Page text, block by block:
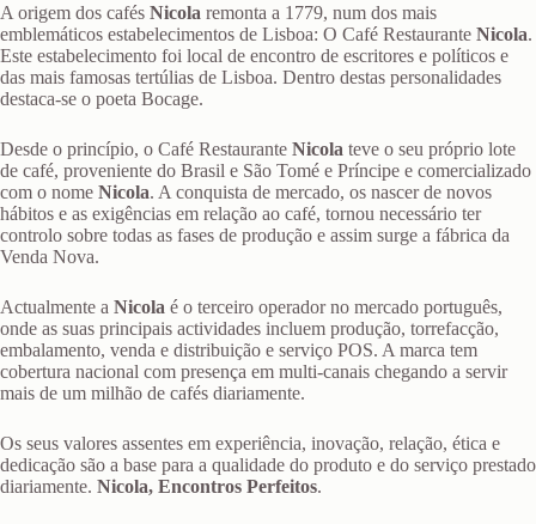
A origem dos cafés Nicola remonta a 1779, num dos mais
emblemáticos estabelecimentos de Lisboa: O Café Restaurante Nicola.
Este estabelecimento foi local de encontro de escritores e políticos e
das mais famosas tertúlias de Lisboa. Dentro destas personalidades
destaca-se o poeta Bocage.
Desde o princípio, o Café Restaurante Nicola teve o seu próprio lote
de café, proveniente do Brasil e São Tomé e Príncipe e comercializado
com o nome Nicola. A conquista de mercado, os nascer de novos
hábitos e as exigências em relação ao café, tornou necessário ter
controlo sobre todas as fases de produção e assim surge a fábrica da
Venda Nova.
Actualmente a Nicola é o terceiro operador no mercado português,
onde as suas principais actividades incluem produção, torrefacção,
embalamento, venda e distribuição e serviço POS. A marca tem
cobertura nacional com presença em multi-canais chegando a servir
mais de um milhão de cafés diariamente.
Os seus valores assentes em experiência, inovação, relação, ética e
dedicação são a base para a qualidade do produto e do serviço prestado
diariamente. Nicola, Encontros Perfeitos.